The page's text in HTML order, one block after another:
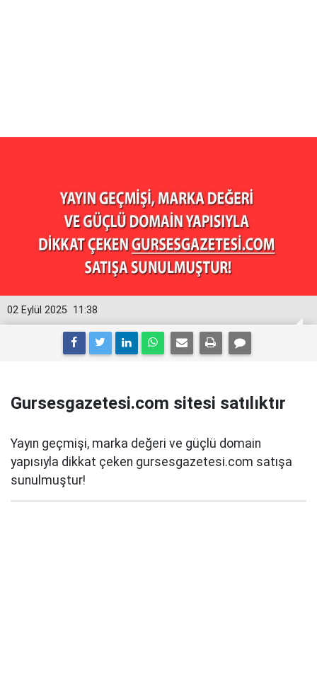
11:38
02 Eylül 2025
Gursesgazetesi.com sitesi satılıktır
Yayın geçmişi, marka değeri ve güçlü domain
yapısıyla dikkat çeken gursesgazetesi.com satışa
sunulmuştur!